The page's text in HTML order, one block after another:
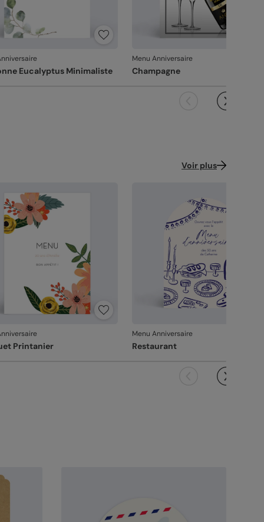
: 11268
française
faire 100% français.
Eucalyptus Minimaliste
Menu Anniversaire
Champagne
Voir plus
Printanier
Menu Anniversaire
Restaurant